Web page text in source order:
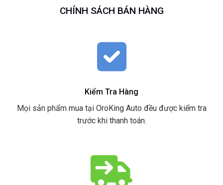
CHÍNH SÁCH BÁN HÀNG
Kiểm Tra Hàng
Mọi sản phẩm mua tại OroKing Auto đều được kiểm tra
trước khi thanh toán.